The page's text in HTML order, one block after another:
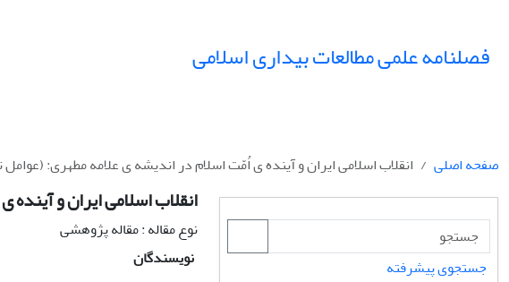
فصلنامه علمی مطالعات بیداری اسلامی
صفحه اصلی انقلاب اسلامی ایران و آینده ی اُمّت اسلام در اندیشه ی علامه مطهری: (عوامل
انقلاب اسلامی ایران و
نوع مقاله : مقاله پژوهشی
نویسندگان
جستجوی پیشرفته